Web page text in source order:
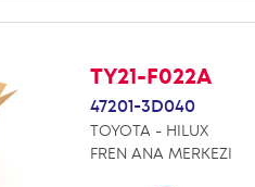
TY21-F022A
47201-3D040
TOYOTA - HILUX
FREN ANA MERKEZI